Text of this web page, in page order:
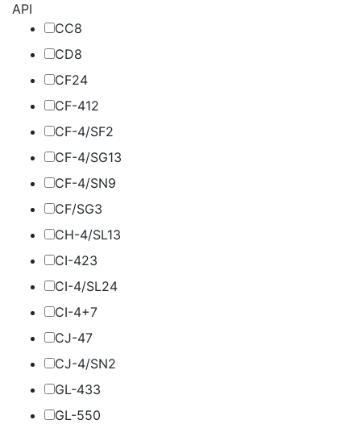
API
CC8
CD8
CF24
CF-412
CF-4/SF2
CF-4/SG13
CF-4/SN9
CF/SG3
CH-4/SL13
CI-423
CI-4/SL24
CI-4+7
CJ-47
CJ-4/SN2
GL-433
GL-550